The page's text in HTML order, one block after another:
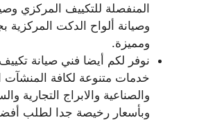
المنفصلة للتكييف المركزي
وصيانة ألواح الدكت المركزية
ومميزة.
نوفر لكم أيضا فني صيانة
خدمات متنوعة لكافة المنشآت
والصناعية والابراج التجارية
وبأسعار رخيصة جدا لطلب